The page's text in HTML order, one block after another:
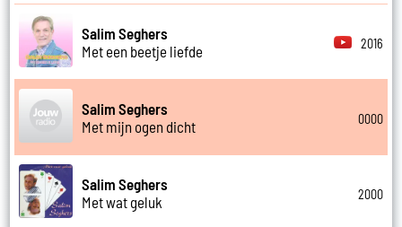
Salim Seghers
Met een beetje liefde
2016
Salim Seghers
Met mijn ogen dicht
0000
Salim Seghers
Met wat geluk
2000